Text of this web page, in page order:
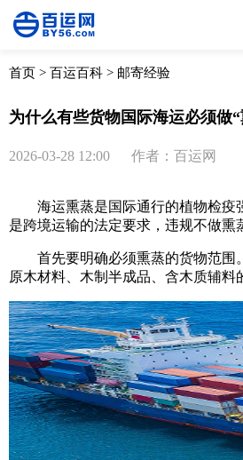
首页 > 百运百科 > 邮寄经验
为什么有些货物国际海运必须做
2026-03-28 12:00 作者：百运网
海运熏蒸是国际通行的植物检疫强
是跨境运输的法定要求，违规不做熏
首先要明确必须熏蒸的货物范围。
原木材料、木制半成品、含木质辅